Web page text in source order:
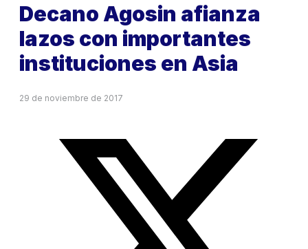
Decano Agosin afianza
lazos con importantes
instituciones en Asia
29 de noviembre de 2017